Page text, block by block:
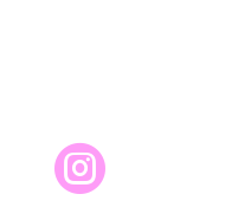
